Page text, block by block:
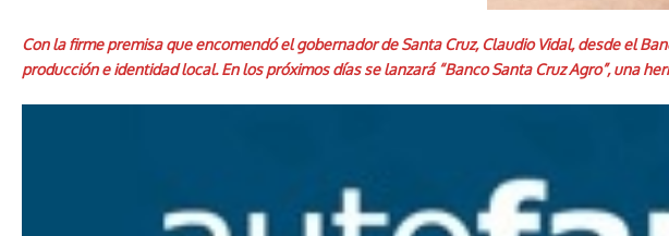
Con la firme premisa que encomendó el gobernador de Santa Cruz, Claudio Vidal, desde el
producción e identidad local. En los próximos días se lanzará “Banco Santa Cruz Agro”, una